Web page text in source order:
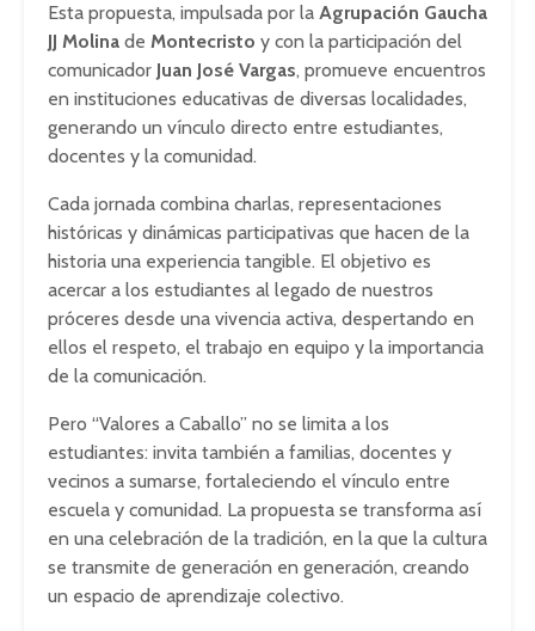
Esta propuesta, impulsada por la Agrupación Gaucha
JJ Molina de Montecristo y con la participación del
comunicador Juan José Vargas, promueve encuentros
en instituciones educativas de diversas localidades,
generando un vínculo directo entre estudiantes,
docentes y la comunidad.
Cada jornada combina charlas, representaciones
históricas y dinámicas participativas que hacen de la
historia una experiencia tangible. El objetivo es
acercar a los estudiantes al legado de nuestros
próceres desde una vivencia activa, despertando en
ellos el respeto, el trabajo en equipo y la importancia
de la comunicación.
Pero “Valores a Caballo” no se limita a los
estudiantes: invita también a familias, docentes y
vecinos a sumarse, fortaleciendo el vínculo entre
escuela y comunidad. La propuesta se transforma así
en una celebración de la tradición, en la que la cultura
se transmite de generación en generación, creando
un espacio de aprendizaje colectivo.